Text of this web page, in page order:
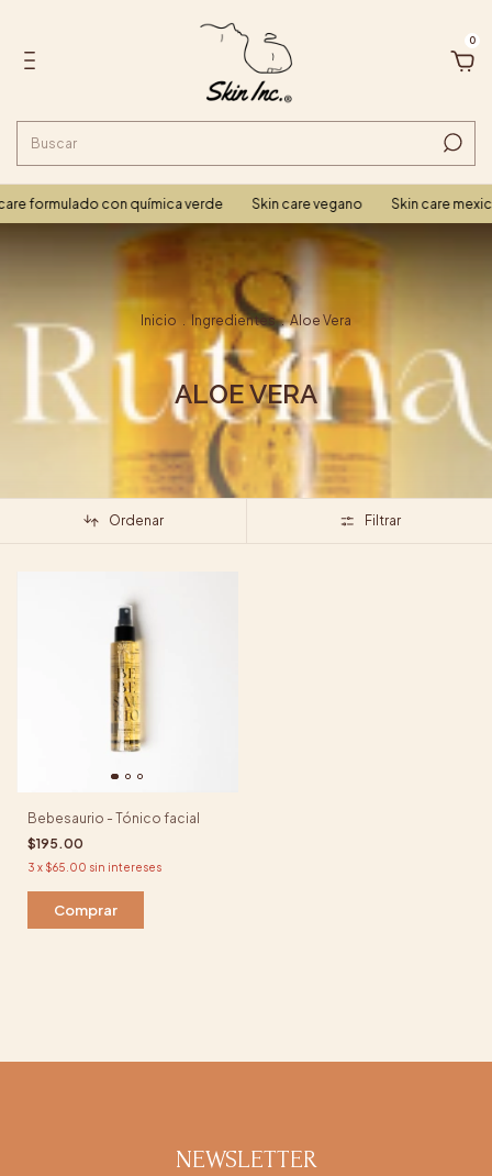
0
formulado con química verde Skin care vegano Skin care
Inicio Ingredientes . Aloe Vera
ALOE VERA
Ordenar Filtrar
Bebesaurio - Tónico facial
$195.00
3 x $65.00 sin intereses
Comprar
NEWSLETTER